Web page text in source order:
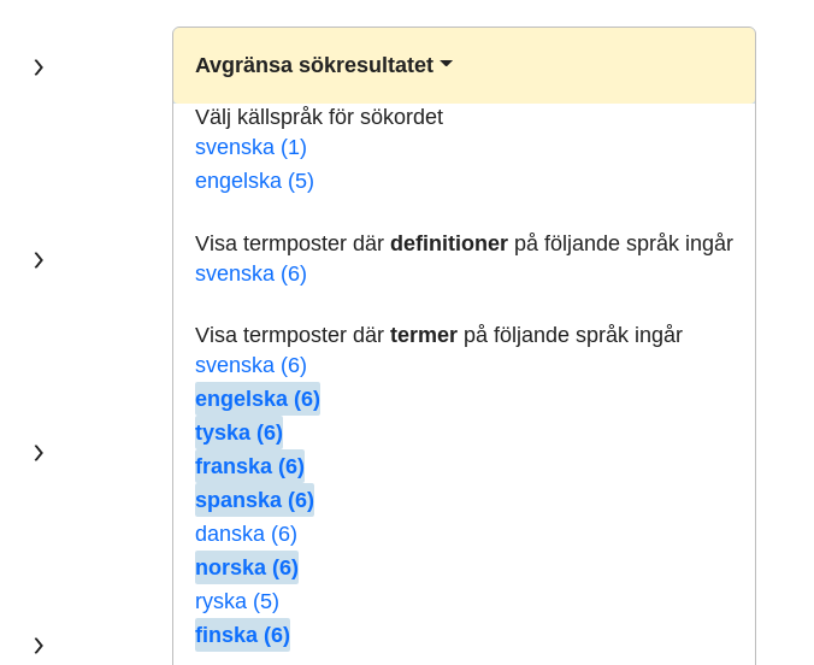
Avgränsa sökresultatet
Välj källspråk för sökordet
svenska (1)
engelska (5)
Visa termposter därdefinitioner på följande språk ingår
svenska (6)
Visa termposter därtermer på följande språk ingår
svenska (6)
engelska (6)
tyska (6)
franska (6)
spanska (6)
danska (6)
norska (6)
ryska (5)
finska (6)